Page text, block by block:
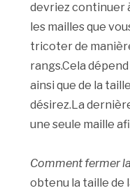
devriez continuer
les mailles que
tricoter de
rangs.Cela
ainsi que de la
désirez.La
une seule maille
Comment fermer
obtenu la taille de